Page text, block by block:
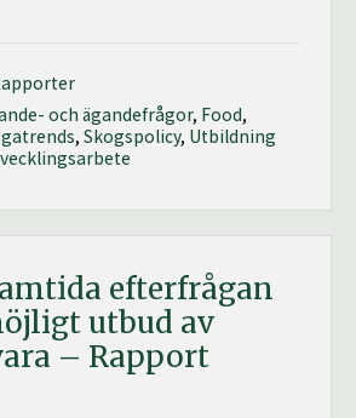
och ägandefrågor, Food,
, Skogspolicy, Utbildning
efterfrågan
utbud av
– Rapport